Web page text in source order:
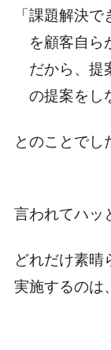
「課題解決
を顧客自ら
だから、提
の提案をし
とのことでし
言われてハッ
どれだけ素晴
実施するのは